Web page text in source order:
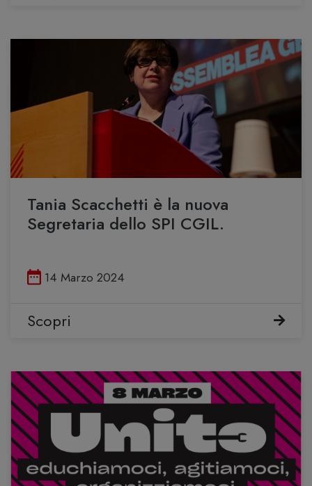
Tania Scacchetti è la nuova
Segretaria dello SPI CGIL.
Pubblicato il
14 Marzo 2024
Scopri